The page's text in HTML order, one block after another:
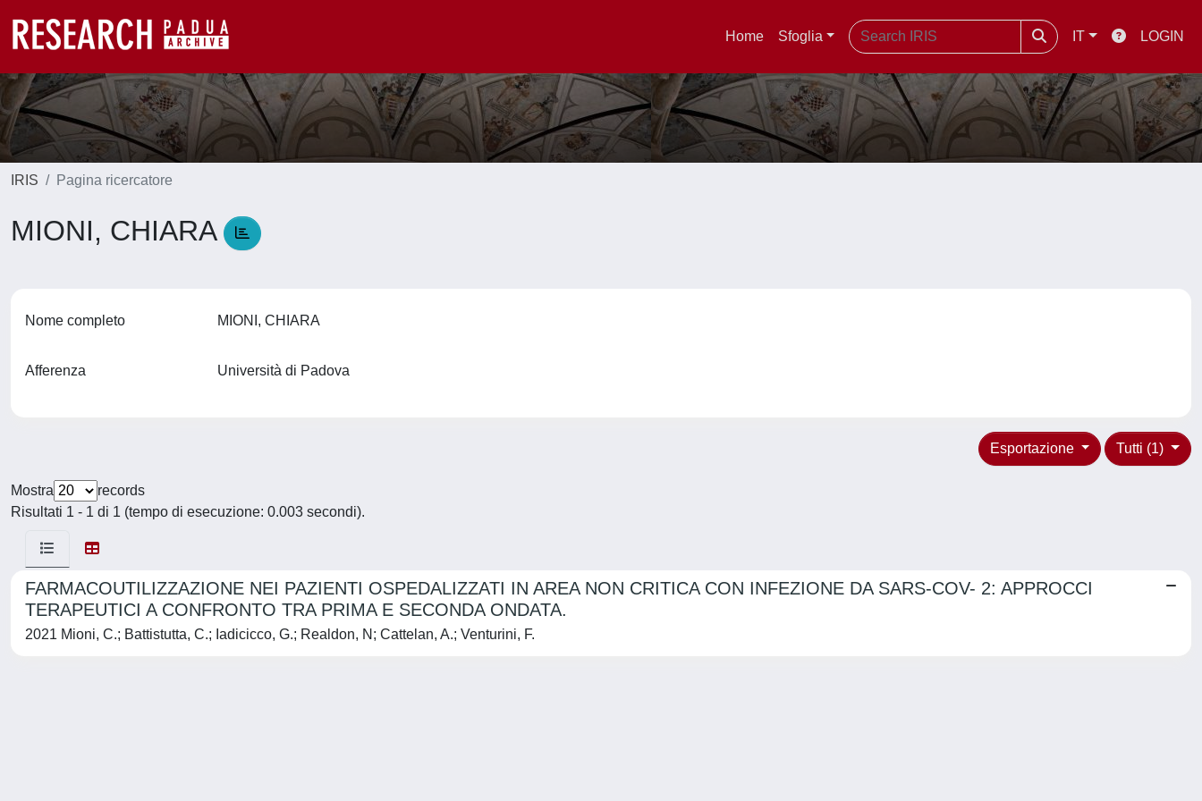
Home Sfoglia IT LOGIN
IRIS Pagina ricercatore
MIONI, CHIARA
Nome completo MIONI, CHIARA
Afferenza Università di Padova
Tutti (1)
Esportazione
Mostra
records
Risultati 1 - 1 di 1 (tempo di esecuzione: 0.003 secondi).
FARMACOUTILIZZAZIONE NEI PAZIENTI OSPEDALIZZATI IN AREA NON CRITICA CON INFEZIONE DA SARS-COV- 2: APPROCCI
TERAPEUTICI A CONFRONTO TRA PRIMA E SECONDA ONDATA.
2021 Mioni, C.; Battistutta, C.; Iadicicco, G.; Realdon, N; Cattelan, A.; Venturini, F.